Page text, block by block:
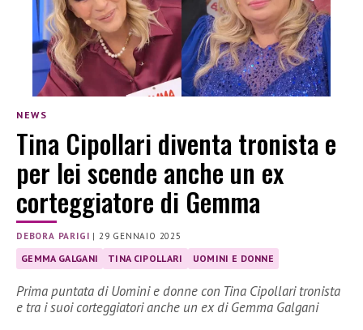
NEWS
Tina Cipollari diventa tronista e
per lei scende anche un ex
corteggiatore di Gemma
DEBORA PARIGI | 29 GENNAIO 2025
GEMMA GALGANI TINA CIPOLLARI UOMINI E DONNE
Prima puntata di Uomini e donne con Tina Cipollari tronista
e tra i suoi corteggiatori anche un ex di Gemma Galgani